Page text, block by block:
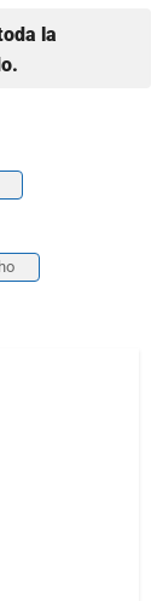
la